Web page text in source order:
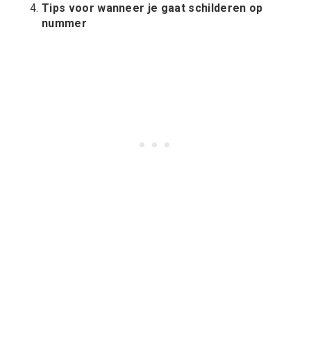
Tips voor wanneer je gaat schilderen op
nummer